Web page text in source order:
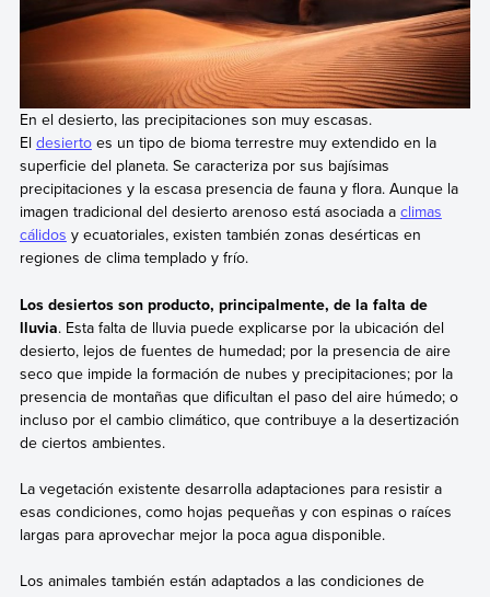
En el desierto, las precipitaciones son muy escasas.
El desiertoes un tipo de bioma terrestre muy extendido en la
superficie del planeta. Se caracteriza por sus bajísimas
precipitaciones y la escasa presencia de fauna y flora. Aunque la
imagen tradicional del desierto arenoso está asociada a climas
cálidos y ecuatoriales, existen también zonas desérticas en
regiones de clima templado y frío.
Los desiertos son producto, principalmente, de la falta de
lluvia. Esta falta de lluvia puede explicarse por la ubicación del
desierto, lejos de fuentes de humedad; por la presencia de aire
seco que impide la formación de nubes y precipitaciones; por la
presencia de montañas que dificultan el paso del aire húmedo; o
incluso por el cambio climático, que contribuye a la desertización
de ciertos ambientes.
La vegetación existente desarrolla adaptaciones para resistir a
esas condiciones, como hojas pequeñas y con espinas o raíces
largas para aprovechar mejor la poca agua disponible.
Los animales también están adaptados a las condiciones de